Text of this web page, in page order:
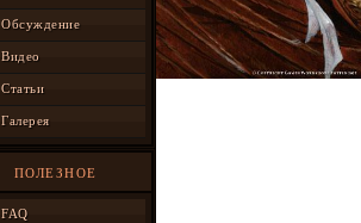
Обсуждение
Видео
Статьи
Галерея
ПОЛЕЗНОЕ
FAQ